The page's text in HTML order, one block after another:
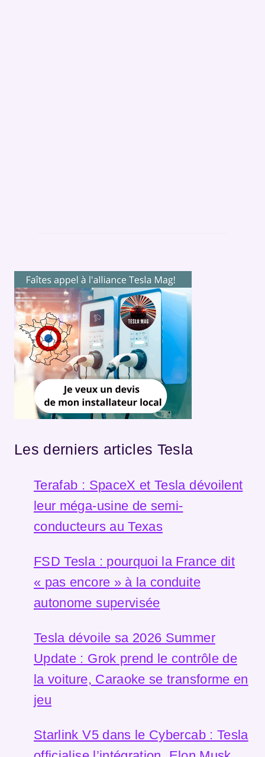
Les derniers articles Tesla
Terafab : SpaceX et Tesla dévoilent
leur méga-usine de semi-
conducteurs au Texas
FSD Tesla : pourquoi la France dit
« pas encore » à la conduite
autonome supervisée
Tesla dévoile sa 2026 Summer
Update : Grok prend le contrôle de
la voiture, Caraoke se transforme en
jeu
Starlink V5 dans le Cybercab : Tesla